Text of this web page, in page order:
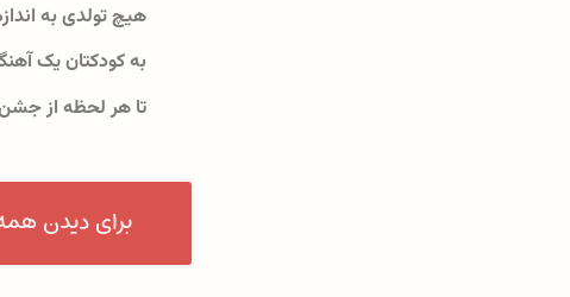
هیچ تولدی به
به کودکتان یک
تا هر لحظه از
برای دیدن